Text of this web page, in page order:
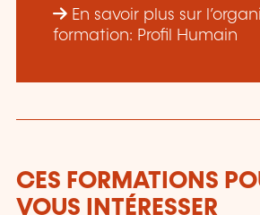
En savoir plus sur
formation: Profil Humain
CES FORMATIONS
VOUS INTÉRESSER